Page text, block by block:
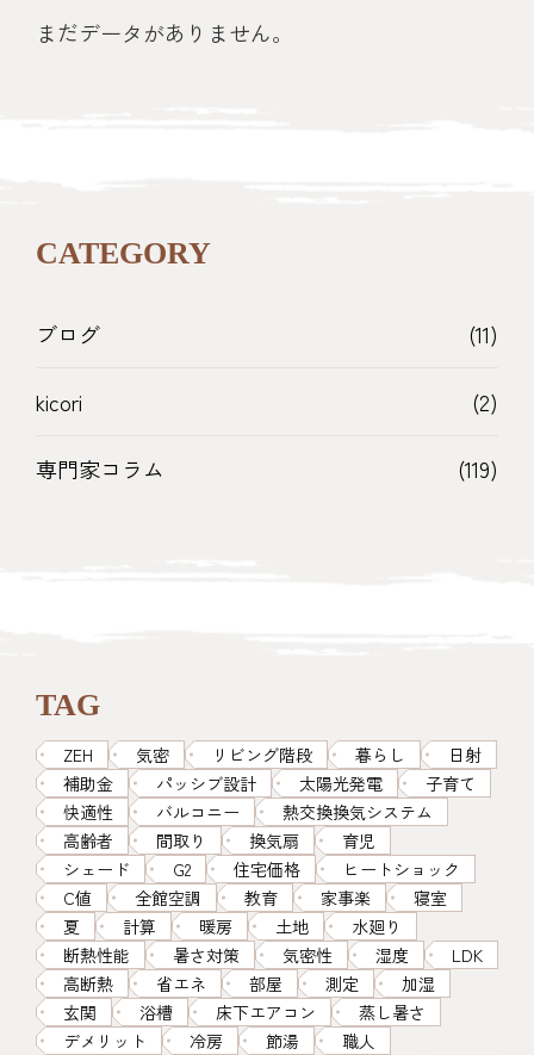
まだデータがありません。
CATEGORY
ブログ (11)
kicori (2)
専門家コラム (119)
TAG
ZEH 気密 リビング階段 暮らし
日射
補助金
パッシブ設計 太陽光発電
子育て
快適性
バルコニー
熱交換換気システム
高齢者
間取り 換気扇
育児
シェード
G2 住宅価格
ヒートショック
C値
全館空調 教育 家事楽
寝室
夏
計算 暖房 土地
水廻り
断熱性能
暑さ対策 気密性 湿度
LDK
高断熱
省エネ 部屋 測定
加湿
玄関
浴槽 床下エアコン
蒸し暑さ
デメリット
冷房 節湯
職人